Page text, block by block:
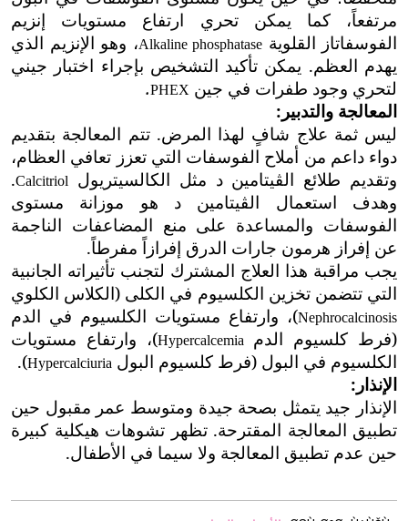
مرتفعاً، كما يمكن تحري ارتفاع مستويات إنزيم
الفوسفاتاز القلوية Alkaline phosphatase، وهو الإنزيم الذي
يهدم العظم. يمكن تأكيد التشخيص بإجراء اختبار جيني
لتحري وجود طفرات في جين PHEX
.
المعالجة والتدبير:
ليس ثمة علاج شافٍ لهذا المرض.تتم المعالجة بتقديم
دواء داعم من أملاح الفوسفات التي تعزز تعافي العظام،
وتقديم طلائع الڤيتامين د مثل الكالسيتريول Calcitriol
.
وهدف استعمال الڤيتامين د هو موزانة مستوى
الفوسفات والمساعدة على منع المضاعفات الناجمة
عن إفراز هرمون جارات الدرق إفرازاً مفرطاً.
يجب مراقبة هذا العلاج المشترك لتجنب تأثيراته الجانبية
التي تتضمن تخزين الكلسيوم في الكلى (الكلاس الكلوي
Nephrocalcinosis)، وارتفاع مستويات الكلسيوم في الدم
(فرط كلسيوم الدمHypercalcemia)، وارتفاع مستويات
الكلسيوم في البول (فرط كلسيوم البول Hypercalciuria
).
الإنذار:
الإنذار جيد يتمثل بصحة جيدة ومتوسط عمر مقبول حين
تطبيق المعالجة المقترحة. تظهر تشوهات هيكلية كبيرة
حين عدم تطبيق المعالجة ولا سيما في الأطفال.